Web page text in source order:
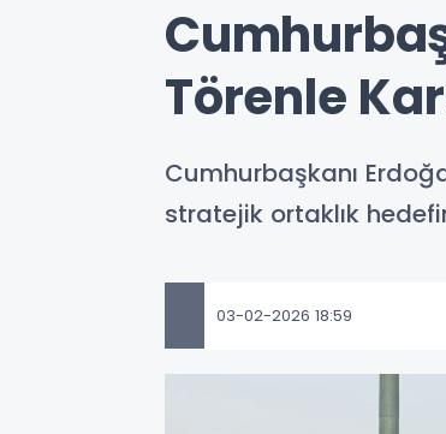
Törenle
Cumhurbaşkanı
stratejik ortaklık
03-02-2026 18:59